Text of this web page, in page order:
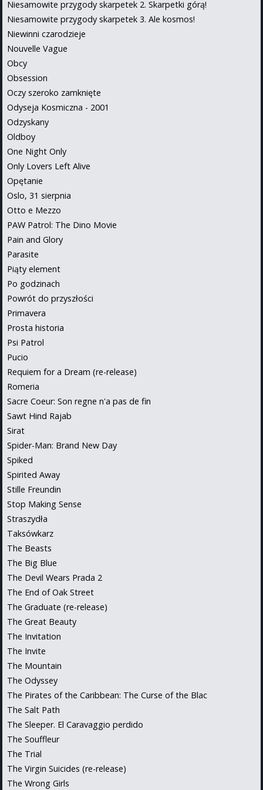
Niesamowite przygody skarpetek 2. Skarpetki górą!
Niesamowite przygody skarpetek 3. Ale kosmos!
Niewinni czarodzieje
Nouvelle Vague
Obcy
Obsession
Oczy szeroko zamknięte
Odyseja Kosmiczna - 2001
Odzyskany
Oldboy
One Night Only
Only Lovers Left Alive
Opętanie
Oslo, 31 sierpnia
Otto e Mezzo
PAW Patrol: The Dino Movie
Pain and Glory
Parasite
Piąty element
Po godzinach
Powrót do przyszłości
Primavera
Prosta historia
Psi Patrol
Pucio
Requiem for a Dream (re-release)
Romeria
Sacre Coeur: Son regne n'a pas de fin
Sawt Hind Rajab
Sirat
Spider-Man: Brand New Day
Spiked
Spirited Away
Stille Freundin
Stop Making Sense
Straszydła
Taksówkarz
The Beasts
The Big Blue
The Devil Wears Prada 2
The End of Oak Street
The Graduate (re-release)
The Great Beauty
The Invitation
The Invite
The Mountain
The Odyssey
The Pirates of the Caribbean: The Curse of the Blac
The Salt Path
The Sleeper. El Caravaggio perdido
The Souffleur
The Trial
The Virgin Suicides (re-release)
The Wrong Girls